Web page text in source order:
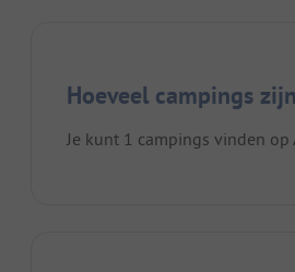
Hoeveel campings
Je kunt 1 campings vinden op